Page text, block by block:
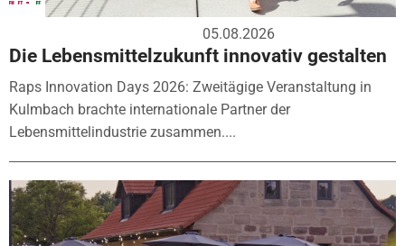
05.08.2026
Die Lebensmittelzukunft innovativ gestalten
Raps Innovation Days 2026: Zweitägige Veranstaltung in
Kulmbach brachte internationale Partner der
Lebensmittelindustrie zusammen....